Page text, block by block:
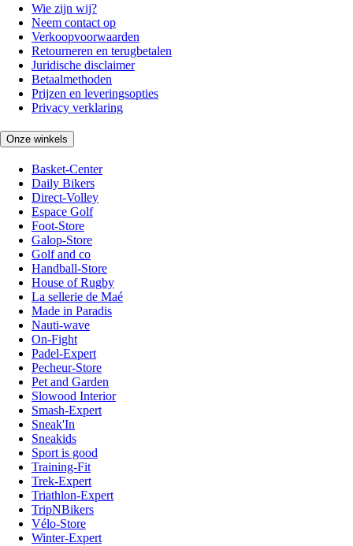
Wie zijn wij?
Neem contact op
Verkoopvoorwaarden
Retourneren en terugbetalen
Juridische disclaimer
Betaalmethoden
Prijzen en leveringsopties
Privacy verklaring
Onze winkels
Basket-Center
Daily Bikers
Direct-Volley
Espace Golf
Foot-Store
Galop-Store
Golf and co
Handball-Store
House of Rugby
La sellerie de Maé
Made in Paradis
Nauti-wave
On-Fight
Padel-Expert
Pecheur-Store
Pet and Garden
Slowood Interior
Smash-Expert
Sneak'In
Sneakids
Sport is good
Training-Fit
Trek-Expert
Triathlon-Expert
TripNBikers
Vélo-Store
Winter-Expert